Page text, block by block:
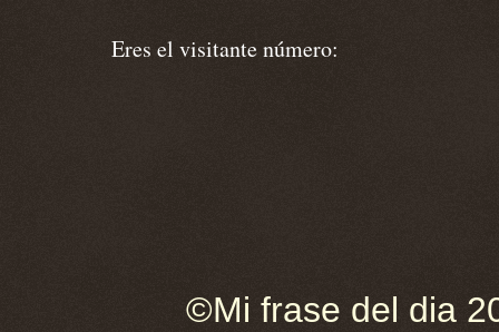
Eres el visitante número:
©Mi frase del dia